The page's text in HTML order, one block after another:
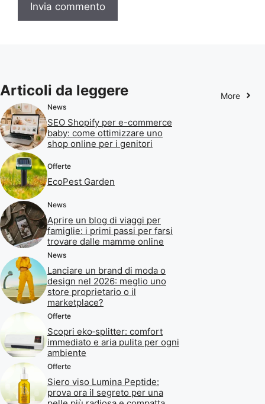
Articoli da leggere More
News
SEO Shopify per e-commerce
baby: come ottimizzare uno
shop online per i genitori
Offerte
EcoPest Garden
News
Aprire un blog di viaggi per
famiglie: i primi passi per farsi
trovare dalle mamme online
News
Lanciare un brand di moda o
design nel 2026: meglio uno
store proprietario o il
marketplace?
Offerte
Scopri eko‑splitter: comfort
immediato e aria pulita per ogni
ambiente
Offerte
Siero viso Lumina Peptide:
prova ora il segreto per una